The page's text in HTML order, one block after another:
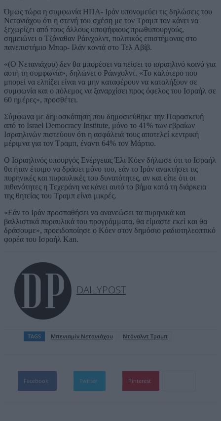
Όμως τώρα η συμφωνία ΗΠΑ- Ιράν υπονομεύει τις δηλώσεις του
Νετανιάχου ότι η στενή του σχέση με τον Τραμπ τον κάνει να
ξεχωρίζει από τους άλλους υποψήφιους πρωθυπουργούς,
σημειώνει ο Τζόναθαν Ράινχολντ, πολιτικός επιστήμονας στο
πανεπιστήμιο Μπαρ- Ιλάν κοντά στο Τελ Αβίβ.
«(Ο Νετανιάχου) δεν θα μπορέσει να πείσει το ισραηλινό κοινό για
αυτή τη συμφωνία», δηλώνει ο Ράινχολντ. «Το καλύτερο που
μπορεί να ελπίζει είναι να μην καταφέρουν να καταλήξουν σε
συμφωνία και ο πόλεμος να ξαναρχίσει προς όφελος του Ισραήλ σε
60 ημέρες», προσθέτει.
Σύμφωνα με δημοσκόπηση που δημοσιεύθηκε την Παρασκευή
από το Israel Democracy Institute, μόνο το 41% των εβραίων
Ισραηλινών πιστεύουν ότι η ασφάλειά τους αποτελεί κεντρική
μέριμνα για τον Τραμπ, έναντι 64% τον Μάρτιο.
Ο Ισραηλινός υπουργός Ενέργειας Έλι Κόεν δήλωσε ότι το Ισραήλ
θα ήταν έτοιμο να δράσει μόνο του, εάν το Ιράν ανακτήσει τις
πυρηνικές και πυραυλικές του δυνατότητες, αν και είπε ότι οι
πιθανότητες η Τεχεράνη να κάνει αυτό το βήμα κατά τη διάρκεια
της θητείας του Τραμπ είναι μικρές.
«Εάν το Ιράν προσπαθήσει να ανανεώσει τα πυρηνικά και
βαλλιστικά πυραυλικά του προγράμματα, θα είμαστε εκεί και θα
δράσουμε», προειδοποίησε ο Κόεν στον δημόσιο ραδιοτηλεοπτικό
φορέα του Ισραήλ Kan.
DAILYPOST
TAGS Μπενιαμίν Νετανιάχου Ντόναλντ Τραμπ
Facebook Twitter Pinterest